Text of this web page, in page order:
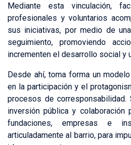
Mediante esta vinculación,
profesionales y voluntarios
sus iniciativas, por medio de
seguimiento, promoviendo
incrementen el desarrollo social y
Desde ahí, toma forma un
en la participación y el
procesos de
inversión pública y colaboración
fundaciones, empresas e
articuladamente al barrio, para